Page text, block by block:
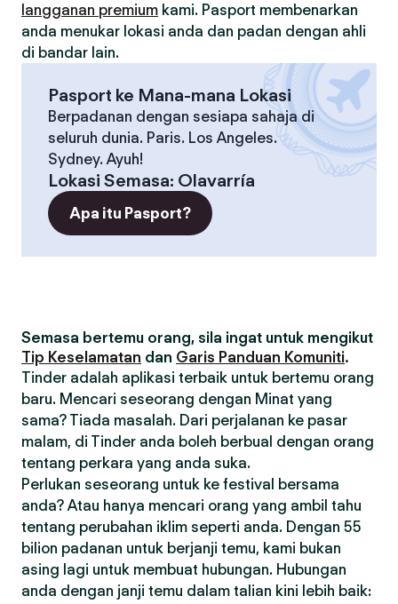
langganan premium kami. Pasport membenarkan
anda menukar lokasi anda dan padan dengan ahli
di bandar lain.
Pasport ke Mana-mana Lokasi
Berpadanan dengan sesiapa sahaja di
seluruh dunia. Paris. Los Angeles.
Sydney. Ayuh!
Lokasi Semasa: Olavarría
Apa itu Pasport?
Semasa bertemu orang, sila ingat untuk mengikut
Tip Keselamatan dan Garis Panduan Komuniti.
Tinder adalah aplikasi terbaik untuk bertemu orang
baru. Mencari seseorang dengan Minat yang
sama? Tiada masalah. Dari perjalanan ke pasar
malam, di Tinder anda boleh berbual dengan orang
tentang perkara yang anda suka.
Perlukan seseorang untuk ke festival bersama
anda? Atau hanya mencari orang yang ambil tahu
tentang perubahan iklim seperti anda. Dengan 55
bilion padanan untuk berjanji temu, kami bukan
asing lagi untuk membuat hubungan. Hubungan
anda dengan janji temu dalam talian kini lebih baik: